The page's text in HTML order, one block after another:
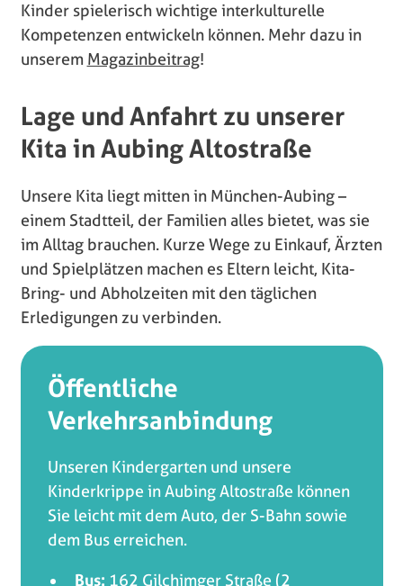
Kinder spielerisch wichtige interkulturelle
Kompetenzen entwickeln können. Mehr dazu in
unserem Magazinbeitrag!
Lage und Anfahrt zu unserer
Kita in Aubing Altostraße
Unsere Kita liegt mitten in München-Aubing –
einem Stadtteil, der Familien alles bietet, was sie
im Alltag brauchen. Kurze Wege zu Einkauf, Ärzten
und Spielplätzen machen es Eltern leicht, Kita-
Bring- und Abholzeiten mit den täglichen
Erledigungen zu verbinden.
Öffentliche
Verkehrsanbindung
Unseren Kindergarten und unsere
Kinderkrippe in Aubing Altostraße können
Sie leicht mit dem Auto, der S-Bahn sowie
dem Bus erreichen.
Bus: 162 Gilchimger Straße (2